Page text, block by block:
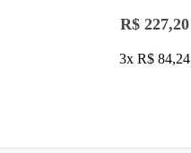
R$ 227,20
3x R$ 84,24